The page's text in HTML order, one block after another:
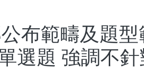
布範疇及題
選題 強調不